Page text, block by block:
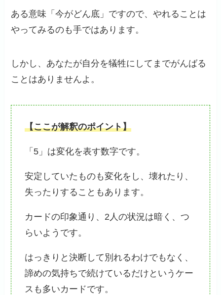
ある意味「今がどん底」ですので、やれることは
やってみるのも手ではあります。
しかし、あなたが自分を犠牲にしてまでがんばる
ことはありませんよ。
【ここが解釈のポイント】
「5」は変化を表す数字です。
安定していたものも変化をし、壊れたり、
失ったりすることもあります。
カードの印象通り、2人の状況は暗く、つ
らいようです。
はっきりと決断して別れるわけでもなく、
諦めの気持ちで続けているだけというケー
スも多いカードです。